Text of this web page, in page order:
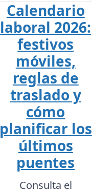
Calendario
laboral 2026:
festivos
móviles,
reglas de
traslado y
cómo
planificar los
últimos
puentes
Consulta el